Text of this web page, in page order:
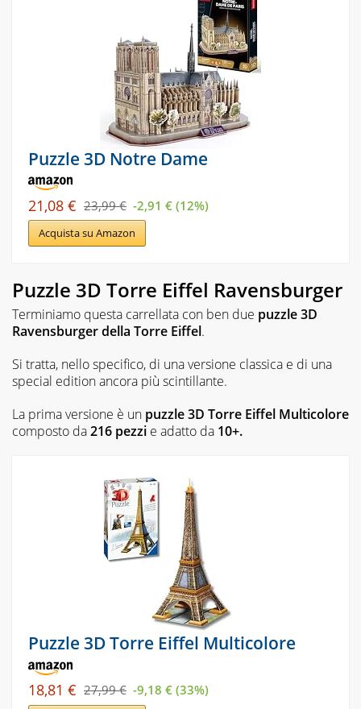
Puzzle 3D Notre Dame
21,08 € 23,99 € -2,91 € (12%)
Acquista su Amazon
Puzzle 3D Torre Eiffel Ravensburger
Terminiamo questa carrellata con ben due puzzle 3D
Ravensburger della Torre Eiffel.
Si tratta, nello specifico, di una versione classica e di una
special edition ancora più scintillante.
La prima versione è un puzzle 3D Torre Eiffel Multicolore
composto da216 pezzi e adatto da 10+.
Puzzle 3D Torre Eiffel Multicolore
18,81 € 27,99 € -9,18 € (33%)